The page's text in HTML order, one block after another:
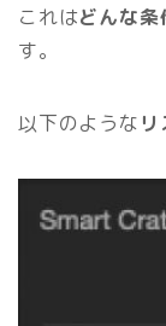
これはどんな条
す。
以下のような